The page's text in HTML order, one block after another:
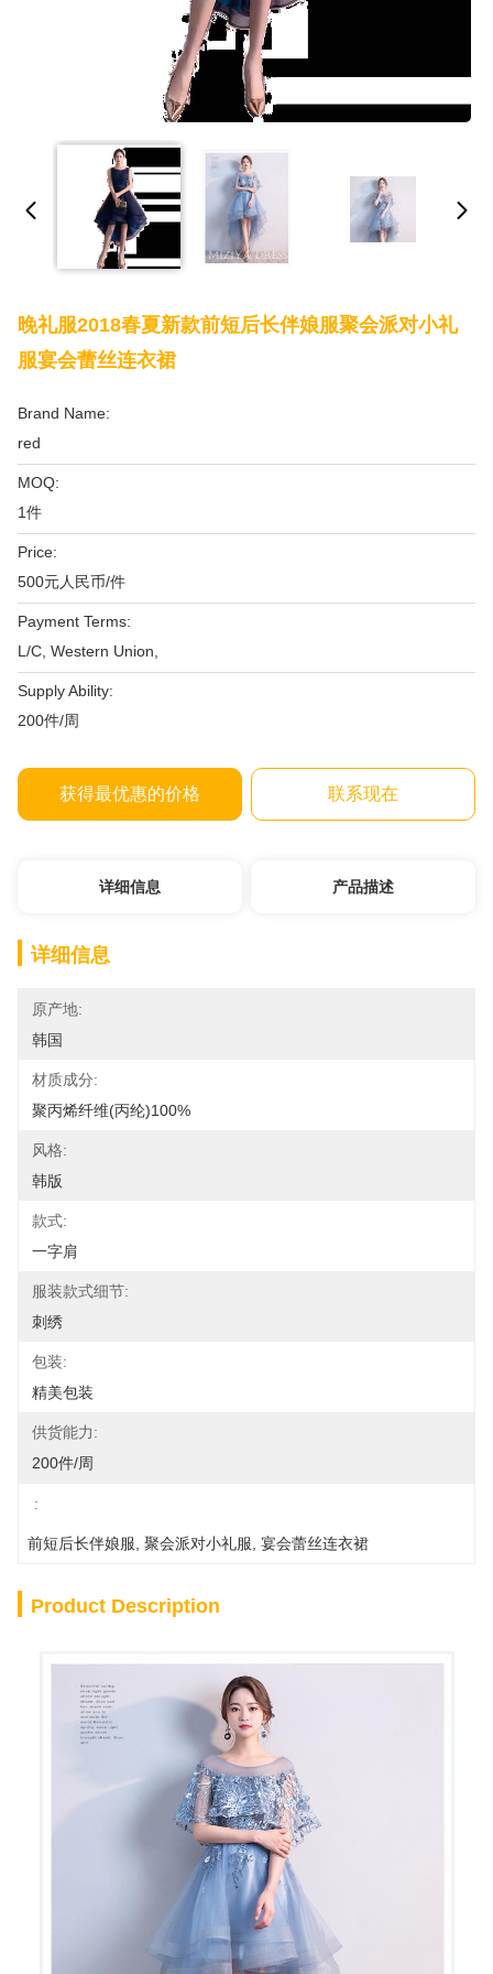
晚礼服2018春夏新款前短后长伴娘服聚会派对小礼
服宴会蕾丝连衣裙
Brand Name:
red
MOQ:
1件
Price:
500元人民币/件
Payment Terms:
L/C, Western Union,
Supply Ability:
200件/周
获得最优惠的价格 联系现在
详细信息 产品描述
详细信息
原产地:
韩国
材质成分:
聚丙烯纤维(丙纶)100%
风格:
韩版
款式:
一字肩
服装款式细节:
刺绣
包装:
精美包装
供货能力:
200件/周
:
前短后长伴娘服 聚会派对小礼服 宴会蕾丝连衣裙
Product Description